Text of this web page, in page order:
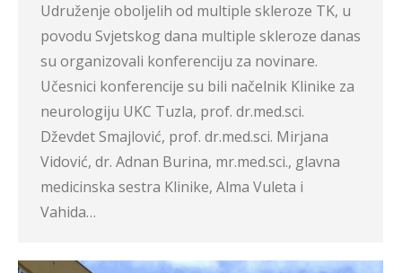
Udruženje oboljelih od multiple skleroze TK, u
povodu Svjetskog dana multiple skleroze danas
su organizovali konferenciju za novinare.
Učesnici konferencije su bili načelnik Klinike za
neurologiju UKC Tuzla, prof. dr.med.sci.
Dževdet Smajlović, prof. dr.med.sci. Mirjana
Vidović, dr. Adnan Burina, mr.med.sci., glavna
medicinska sestra Klinike, Alma Vuleta i
Vahida…